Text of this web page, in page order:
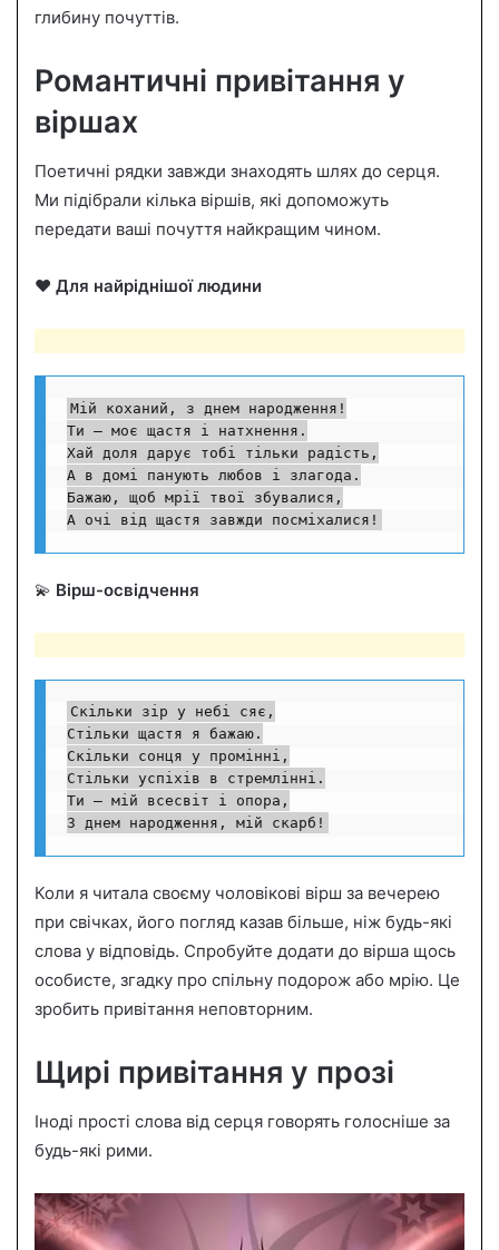
глибину почуттів.
Романтичні привітання у
віршах
Поетичні рядки завжди знаходять шлях до серця.
Ми підібрали кілька віршів, які допоможуть
передати ваші почуття найкращим чином.
❤️ Для найріднішої людини
Мій коханий, з днем народження!
Ти — моє щастя і натхнення.
Хай доля дарує тобі тільки радість,
А в домі панують любов і злагода.
Бажаю, щоб мрії твої збувалися,
А очі від щастя завжди посміхалися!
💫 Вірш-освідчення
Скільки зір у небі сяє,
Стільки щастя я бажаю.
Скільки сонця у промінні,
Стільки успіхів в стремлінні.
Ти — мій всесвіт і опора,
З днем народження, мій скарб!
Коли я читала своєму чоловікові вірш за вечерею
при свічках, його погляд казав більше, ніж будь-які
слова у відповідь. Спробуйте додати до вірша щось
особисте, згадку про спільну подорож або мрію. Це
зробить привітання неповторним.
Щирі привітання у прозі
Іноді прості слова від серця говорять голосніше за
будь-які рими.